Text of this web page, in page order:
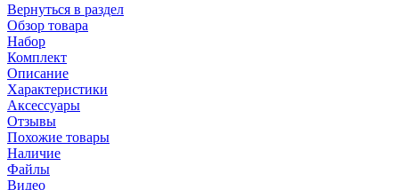
Вернуться в раздел
Обзор товара
Набор
Комплект
Описание
Характеристики
Аксессуары
Отзывы
Похожие товары
Наличие
Файлы
Видео